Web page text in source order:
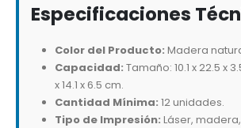
Especificaciones
Color del Producto: Madera
Capacidad: Tamaño: 10.1 x 22.5 x
x 14.1 x 6.5 cm.
Cantidad Mínima: 12 unidades.
Tipo de Impresión: Láser,